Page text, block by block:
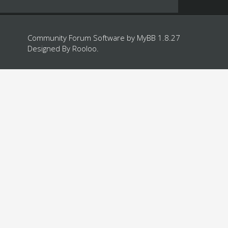
Community Forum Software by MyBB 1.8.27
Designed By Rooloo.